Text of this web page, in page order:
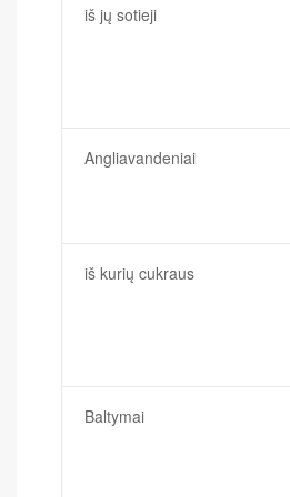
iš jų sotieji
Angliavandeniai
iš kurių cukraus
Baltymai